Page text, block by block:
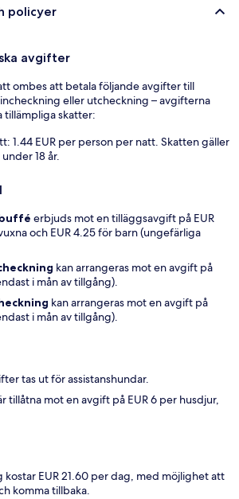
policyer
avgifter
ombes att betala följande avgifter till
eller utcheckning – avgifterna
tillämpliga skatter:
1.44 EUR per person per natt. Skatten gäller
18 år.
erbjuds mot en tilläggsavgift på EUR
och EUR 4.25 för barn (ungefärliga
kan arrangeras mot en avgift på
i mån av tillgång).
kan arrangeras mot en avgift på
i mån av tillgång).
tas ut för assistanshundar.
tillåtna mot en avgift på EUR 6 per husdjur,
kostar EUR 21.60 per dag, med möjlighet att
komma tillbaka.